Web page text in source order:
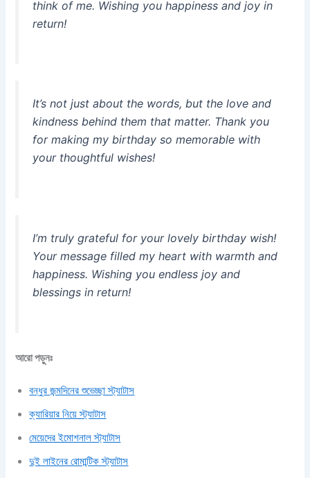
think of me. Wishing you happiness and joy in
return!
It’s not just about the words, but the love and
kindness behind them that matter. Thank you
for making my birthday so memorable with
your thoughtful wishes!
I’m truly grateful for your lovely birthday wish!
Your message filled my heart with warmth and
happiness. Wishing you endless joy and
blessings in return!
আরো পড়ুনঃ
বন্ধুর জন্মদিনের শুভেচ্ছা স্ট্যাটাস
ক্যারিয়ার নিয়ে স্ট্যাটাস
মেয়েদের ইমোশনাল স্ট্যাটাস
দুই লাইনের রোমান্টিক স্ট্যাটাস